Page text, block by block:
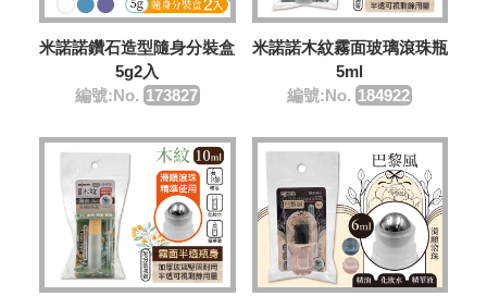
米諾諾鑽石造型隨身分裝盒
5g2入
編號:No. 173827
米諾諾木紋霧面玻璃滾珠瓶
5ml
編號:No. 184922